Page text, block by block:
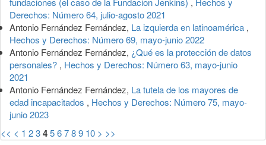
Derechos: Número 64, julio-agosto 2021
Antonio Fernández Fernández, La izquierda en latinoamérica ,
Hechos y Derechos: Número 69, mayo-junio 2022
Antonio Fernández Fernández, ¿Qué es la protección de datos
personales? , Hechos y Derechos: Número 63, mayo-junio
2021
Antonio Fernández Fernández, La tutela de los mayores de
edad incapacitados , Hechos y Derechos: Número 75, mayo-
junio 2023
<< < 1 23456789 10 > >>